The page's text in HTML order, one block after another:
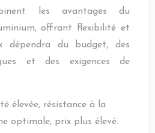
les avantages du
offrant flexibilité et
dépendra du budget, des
et des exigences de
élevée, résistance à la
optimale, prix plus élevé.